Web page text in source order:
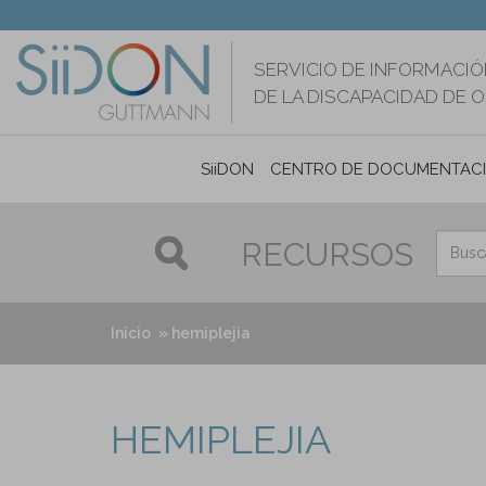
contenido
principal
SERVICIO DE
DE LA DISCAPACIDAD DE
SiiDON CENTRO DE
RECURSOS
Inicio hemiplejia
HEMIPLEJIA